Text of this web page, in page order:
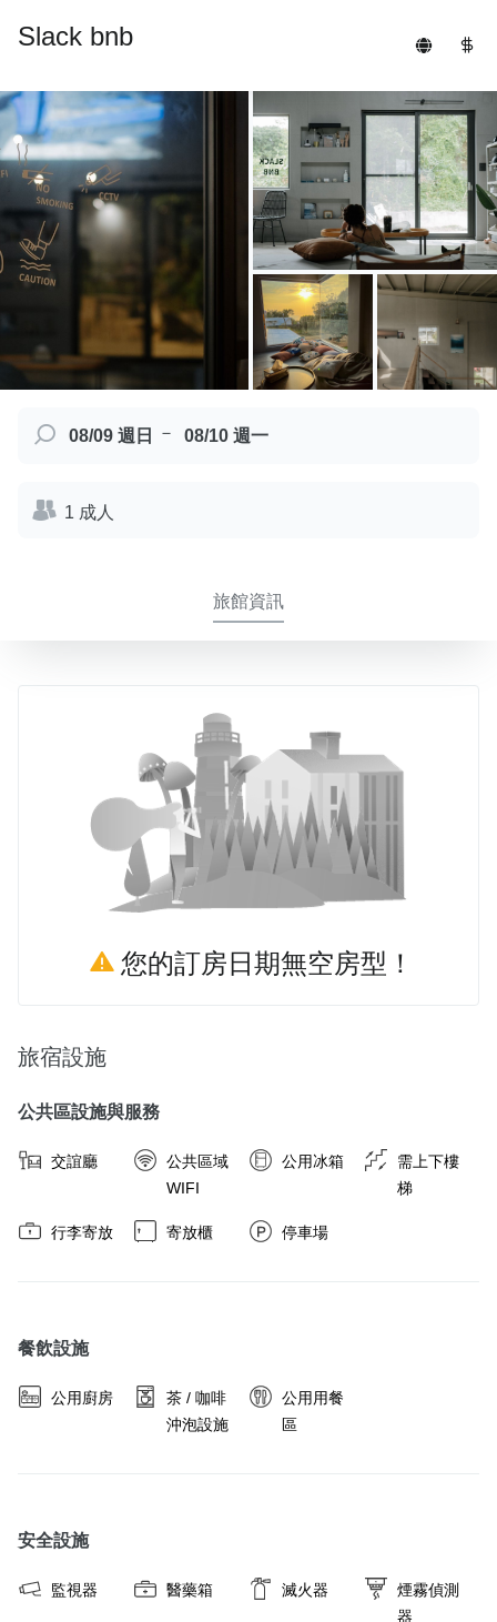
Slack bnb
08/09 週日 － 08/10 週一
1 成人
旅館資訊
您的訂房日期無空房型！
旅宿設施
公共區設施與服務
交誼廳
公共區域
WIFI
公用冰箱
需上下樓
梯
行李寄放 寄放櫃 停車場
餐飲設施
公用廚房
茶 / 咖啡
沖泡設施
公用用餐
區
安全設施
監視器 醫藥箱 滅火器
煙霧偵測
器